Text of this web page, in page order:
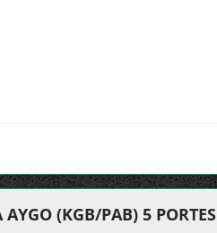
(KGB/PAB) 5 PORTES